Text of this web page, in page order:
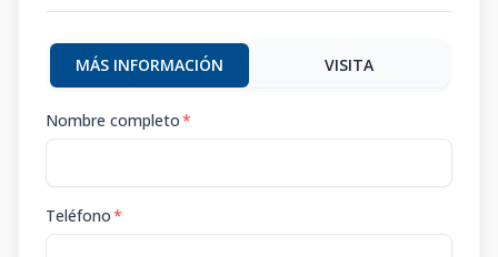
MÁS INFORMACIÓN VISITA
Nombre completo*
Teléfono*